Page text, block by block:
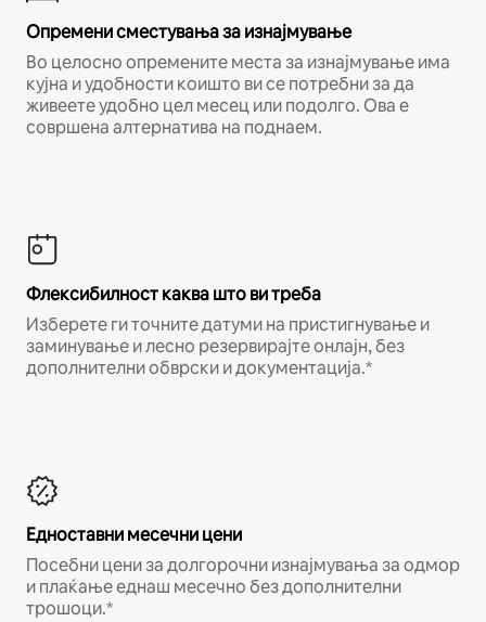
Опремени сместувања за изнајмување
Во целосно опремените места за изнајмување има
кујна и удобности коишто ви се потребни за да
живеете удобно цел месец или подолго. Ова е
совршена алтернатива на поднаем.
Флексибилност каква што ви треба
Изберете ги точните датуми на пристигнување и
заминување и лесно резервирајте онлајн, без
дополнителни обврски и документација.*
Едноставни месечни цени
Посебни цени за долгорочни изнајмувања за одмор
и плаќање еднаш месечно без дополнителни
трошоци.*